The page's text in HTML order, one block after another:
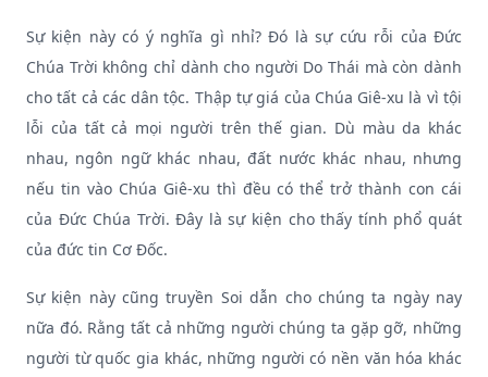
Sự kiện này có ý nghĩa gì nhỉ? Đó là sự cứu rỗi của Đức
Chúa Trời không chỉ dành cho người Do Thái mà còn dành
cho tất cả các dân tộc. Thập tự giá của Chúa Giê-xu là vì tội
lỗi của tất cả mọi người trên thế gian. Dù màu da khác
nhau, ngôn ngữ khác nhau, đất nước khác nhau, nhưng
nếu tin vào Chúa Giê-xu thì đều có thể trở thành con cái
của Đức Chúa Trời. Đây là sự kiện cho thấy tính phổ quát
của đức tin Cơ Đốc.
Sự kiện này cũng truyền Soi dẫn cho chúng ta ngày nay
nữa đó. Rằng tất cả những người chúng ta gặp gỡ, những
người từ quốc gia khác, những người có nền văn hóa khác